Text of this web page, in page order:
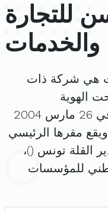
للتجارة
والخدمات
هي شركة ذات
الهوية
. تم تأسيسها في 26 مارس 2004
مقرها الرئيسي
)،
للمؤسسات